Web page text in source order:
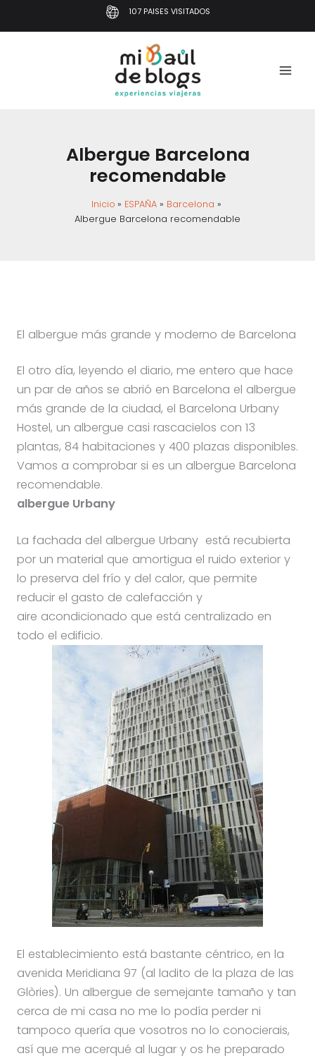
al
107 PAISES VISITADOS
Albergue Barcelona
recomendable
Inicio ESPAÑA
Barcelona
Albergue Barcelona recomendable
El albergue más grande y moderno de Barcelona
El otro día, leyendo el diario, me entero que hace
un par de años se abrió en Barcelona el albergue
más grande de la ciudad, el Barcelona Urbany
Hostel, un albergue casi rascacielos con 13
plantas, 84 habitaciones y 400 plazas disponibles.
Vamos a comprobar si es un albergue Barcelona
recomendable.
albergue Urbany
La fachada del albergue Urbany está recubierta
por un material que amortigua el ruido exterior y
lo preserva del frío y del calor, que permite
reducir el gasto de calefacción y
aire acondicionado que está centralizado en
todo el edificio.
El establecimiento está bastante céntrico, en la
avenida Meridiana 97 (al ladito de la plaza de las
Glòries). Un albergue de semejante tamaño y tan
cerca de mi casa no me lo podía perder ni
tampoco quería que vosotros no lo conocierais,
así que me acerqué al lugar y os he preparado